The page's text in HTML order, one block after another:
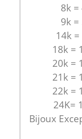
8k
9k
14k
18k =
20k =
21k =
22k =
24K=
Bijoux